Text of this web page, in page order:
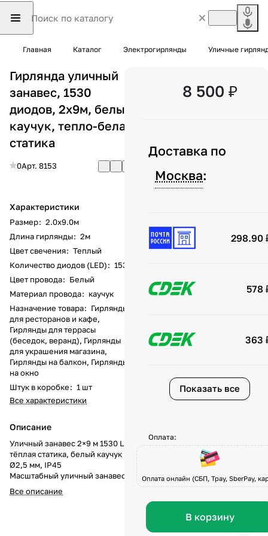
Главная Каталог Электрогирлянды Уличные
Гирлянда уличный
занавес, 1530
диодов, 2x9м, белый
каучук, тепло-белая
статика
0Арт. 8153
Характеристики
Размер: 2.0х9.0м
Длина гирлянды: 2м
Цвет свечения: Теплый
Количество диодов (LED): 1530
Цвет провода: Белый
Материал провода: каучук
Назначение товара: Гирлянды
для ресторанов и кафе,
Гирлянды для террасы
(беседок, веранд), Гирлянды
для украшения магазина,
Гирлянды на балкон, Гирлянды
на окно
Штук в коробке: 1 шт
Все характеристики
Описание
Уличный занавес 2×9 м 1530 LED
тёплая статика, белый каучук
Ø2,5 мм, IP45
Масштабный уличный занавес
шириной 2 метра и с длиной
свисающих нитей 9 метров
Все описание
8 500 ₽
Доставка по
Москва:
298.90
578
363
Показать все
Оплата:
Оплата онлайн (СБП, Tpay, SberPay,
В корзину